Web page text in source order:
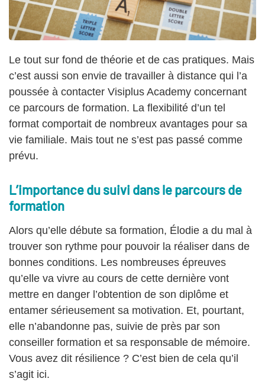
Le tout sur fond de théorie et de cas pratiques. Mais
c’est aussi son envie de travailler à distance qui l’a
poussée à contacter Visiplus Academy concernant
ce parcours de formation. La flexibilité d’un tel
format comportait de nombreux avantages pour sa
vie familiale. Mais tout ne s’est pas passé comme
prévu.
L’importance du suivi dans le parcours de
formation
Alors qu’elle débute sa formation, Élodie a du mal à
trouver son rythme pour pouvoir la réaliser dans de
bonnes conditions. Les nombreuses épreuves
qu’elle va vivre au cours de cette dernière vont
mettre en danger l’obtention de son diplôme et
entamer sérieusement sa motivation. Et, pourtant,
elle n’abandonne pas, suivie de près par son
conseiller formation et sa responsable de mémoire.
Vous avez dit résilience ? C’est bien de cela qu’il
s’agit ici.